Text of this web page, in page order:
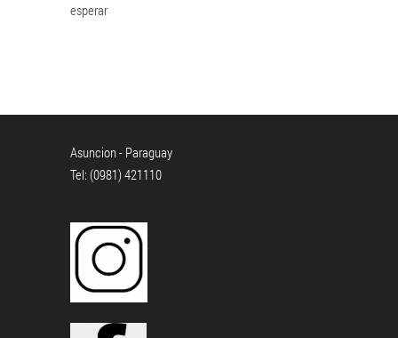
esperar
Asuncion - Paraguay
Tel: (0981) 421110